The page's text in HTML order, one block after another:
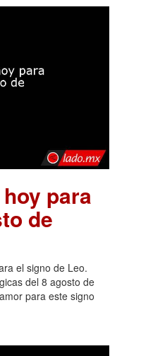
para
de
el signo de Leo.
del 8 agosto de
para este signo